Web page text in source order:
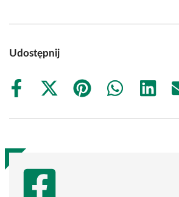
Udostępnij
Share
Share
(Twitter)
Share
Share
Share